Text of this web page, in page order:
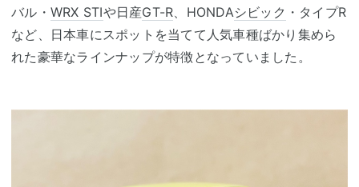
バル・ WRX STIや日産GT-R、HONDAシビック ・タイプR
など、日本車にスポットを当てて人気車種ばかり集めら
れた豪華なラインナップが特徴となっていました。